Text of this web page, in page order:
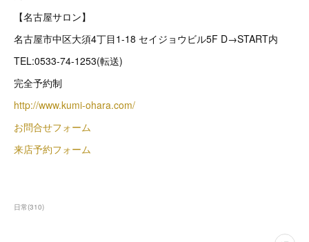
【名古屋サロン】
名古屋市中区大須4丁目1-18 セイジョウビル5F D→START内
TEL:0533-74-1253(転送)
完全予約制
http://www.kumi-ohara.com/
お問合せフォーム
来店予約フォーム
日常(310)